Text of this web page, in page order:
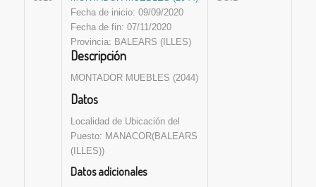
Fecha de inicio: 09/09/2020
Fecha de fin: 07/11/2020
Provincia: BALEARS (ILLES)
Descripción
MONTADOR MUEBLES (2044)
Datos
Localidad de Ubicación del
Puesto: MANACOR(BALEARS
(ILLES))
Datos adicionales